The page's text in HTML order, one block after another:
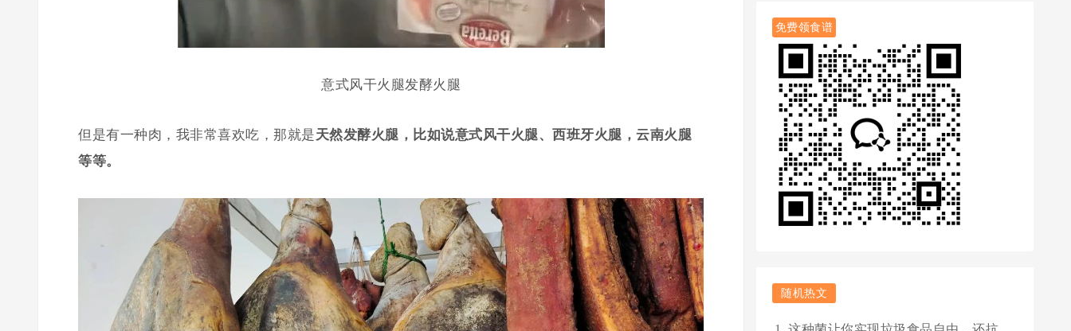
意式风干火腿发酵火腿
但是有一种肉，我非常喜欢吃，那就是天然发酵火腿，比如说意式风干火腿、西班牙火腿，云南火腿
等等。
免费领食谱
随机热文